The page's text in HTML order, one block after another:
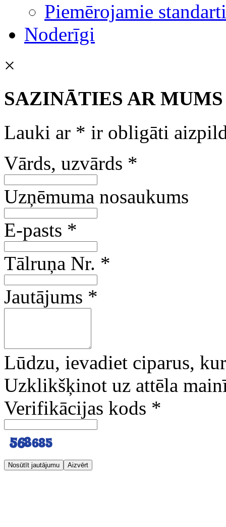
Piemērojamie standarti
Noderīgi
×
SAZINĀTIES AR MUMS
Lauki ar * ir obligāti
Vārds, uzvārds *
Uzņēmuma nosaukums
E-pasts *
Tālruņa Nr. *
Jautājums *
Lūdzu, ievadiet ciparus,
Uzklikšķinot uz attēla
Verifikācijas kods *
Nosūtīt jautājumu Aizvērt